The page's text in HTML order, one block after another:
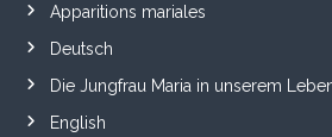
Apparitions mariales
Deutsch
Die Jungfrau Maria in unserem
English